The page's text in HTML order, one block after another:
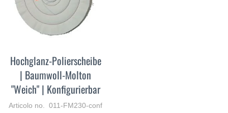
Hochglanz-Polierscheibe
| Baumwoll-Molton
"Weich" | Konfigurierbar
Articolo no. 011-FM230-conf